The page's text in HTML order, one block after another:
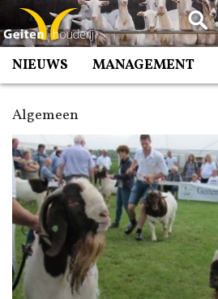
Spring
naar
inhoud
NIEUWS MANAGEMENT
Algemeen